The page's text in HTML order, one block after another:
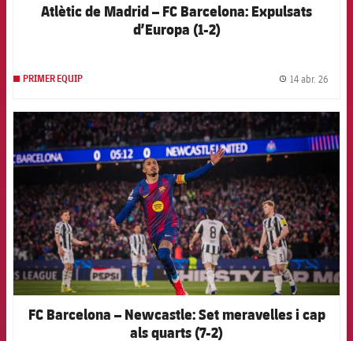
Atlètic de Madrid – FC Barcelona: Expulsats
d’Europa (1-2)
PRIMER EQUIP 14 abr. 26
FCB Barcelona badge
FC Barcelona – Newcastle: Set meravelles i cap
als quarts (7-2)